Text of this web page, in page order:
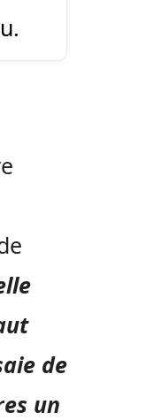
de
un